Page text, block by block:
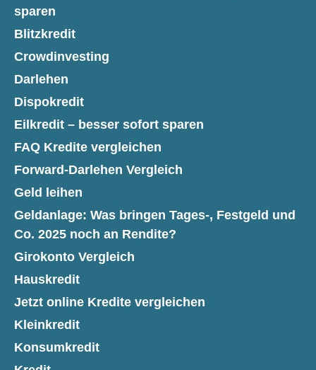
sparen
Blitzkredit
Crowdinvesting
Darlehen
Dispokredit
Eilkredit – besser sofort sparen
FAQ Kredite vergleichen
Forward-Darlehen Vergleich
Geld leihen
Geldanlage: Was bringen Tages-, Festgeld und
Co. 2025 noch an Rendite?
Girokonto Vergleich
Hauskredit
Jetzt online Kredite vergleichen
Kleinkredit
Konsumkredit